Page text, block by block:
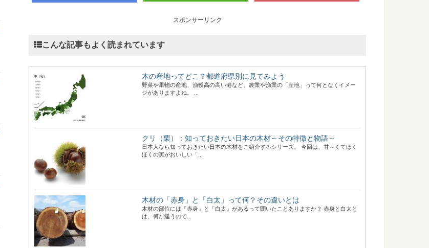
スポンサーリンク
こんな記事もよく読まれています
木の産地ってどこ？都道府県別に見てみよう
野菜や果物の産地、漁獲高の高い港など、農業や漁業の「産地」って何となくイメー
ジがありますよね。 ...
クリ（栗）：知っておきたい日本の木材～その特徴と物語～
日本人なら知っておきたい日本の木材をご紹介するシリーズ。 今回は、甘～くてほく
ほくの実がおいしい「...
木材の「赤身」と「白太」って何？その違いとは
木材の部位には「赤身」と「白太」があるって聞いたことありますか？ 赤身と白太と
は、何が違うので...